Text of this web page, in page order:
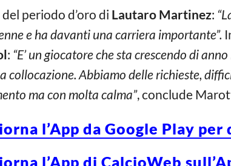
periodo d’oro di Lautaro Martinez:
e ha davanti una carriera importante”.
: “E’ un giocatore che sta crescendo di
collocazione. Abbiamo delle richieste,
ma con molta calma”, conclude
l’App da Google Play
l’App di CalcioWeb